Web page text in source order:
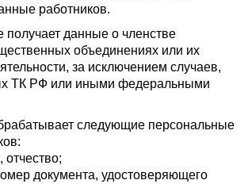
работников.
получает данные о членстве
объединениях или их
за исключением случаев,
ТК РФ или иными федеральными
следующие персональные
документа, удостоверяющего